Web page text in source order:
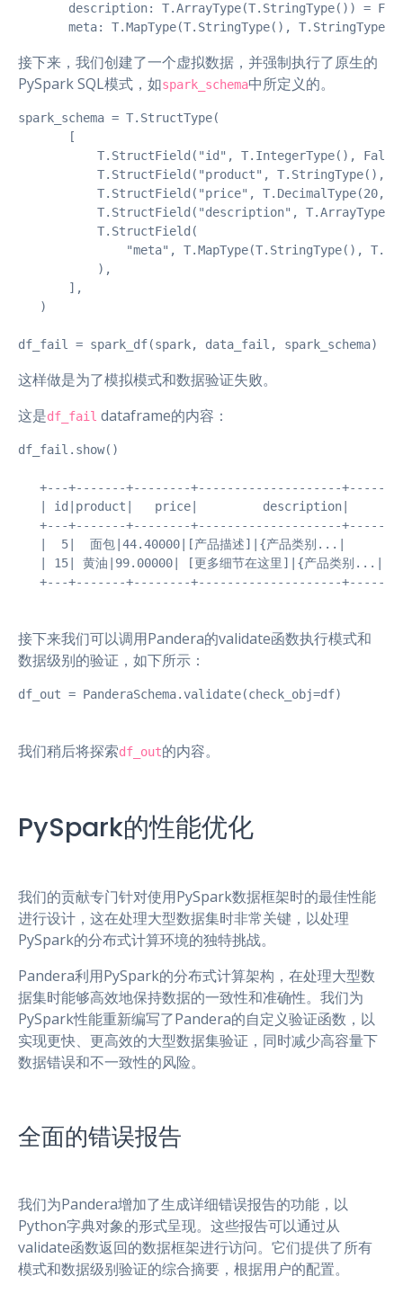
description: T.ArrayType(T.StringType()) =
meta: T.MapType(T.StringType(),
接下来，我们创建了一个虚拟数据，并强制执行了原生的
PySpark SQL模式，如spark_schema中所定义的。
spark_schema = T.StructType(
       [
T.StructField("id", T.IntegerType(),
T.StructField("product", T.StringType(),
T.StructField("price", T.DecimalType(20,
T.StructField("description",
           T.StructField(
"meta", T.MapType(T.StringType(),
           ),
       ],
   )
df_fail = spark_df(spark, data_fail, spark_schema)
这样做是为了模拟模式和数据验证失败。
这是df_fail dataframe的内容：
df_fail.show()
+---+-------+--------+--------------------
| id|product|   price|         description|
+---+-------+--------+--------------------
   |  5|  面包|44.40000|[产品描述]|{产品类别...|
   | 15| 黄油|99.00000| [更多细节在这里]|{产品类别...|
+---+-------+--------+--------------------
接下来我们可以调用Pandera的validate函数执行模式和
数据级别的验证，如下所示：
df_out = PanderaSchema.validate(check_obj=df)
我们稍后将探索df_out的内容。
PySpark的性能优化
我们的贡献专门针对使用PySpark数据框架时的最佳性能
进行设计，这在处理大型数据集时非常关键，以处理
PySpark的分布式计算环境的独特挑战。
Pandera利用PySpark的分布式计算架构，在处理大型数
据集时能够高效地保持数据的一致性和准确性。我们为
PySpark性能重新编写了Pandera的自定义验证函数，以
实现更快、更高效的大型数据集验证，同时减少高容量下
数据错误和不一致性的风险。
全面的错误报告
我们为Pandera增加了生成详细错误报告的功能，以
Python字典对象的形式呈现。这些报告可以通过从
validate函数返回的数据框架进行访问。它们提供了所有
模式和数据级别验证的综合摘要，根据用户的配置。